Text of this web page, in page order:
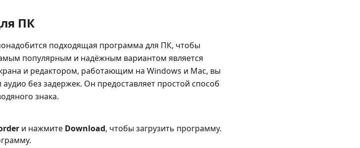
ПК
подходящая программа для ПК, чтобы
популярным и надёжным вариантом является
и редактором, работающим на Windows и Mac, вы
без задержек. Он предоставляет простой способ
знака.
и нажмите Download, чтобы загрузить программу.